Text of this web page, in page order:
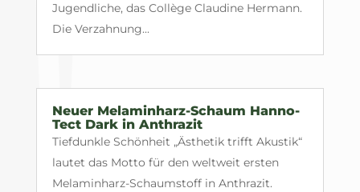
Jugendliche, das Collège Claudine Hermann.
Die Verzahnung...
Neuer Melaminharz-Schaum Hanno-
Tect Dark in Anthrazit
Tiefdunkle Schönheit „Ästhetik trifft Akustik“
lautet das Motto für den weltweit ersten
Melaminharz-Schaumstoff in Anthrazit.